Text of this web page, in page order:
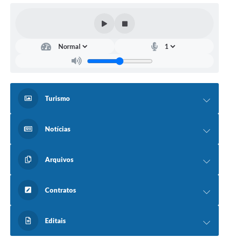
Turismo
Notícias
Arquivos
Contratos
Editais